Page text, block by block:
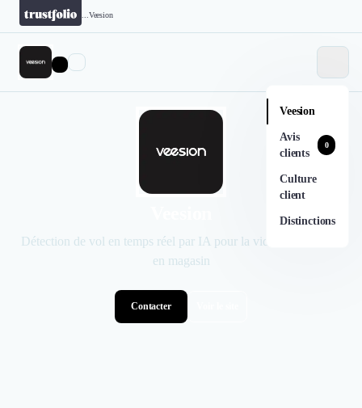
Veesion
Veesion
Avis
clients
0
Culture
client
Distinctions
Détection de vol en temps réel par IA pour la vidéosurveillance
en magasin
Contacter